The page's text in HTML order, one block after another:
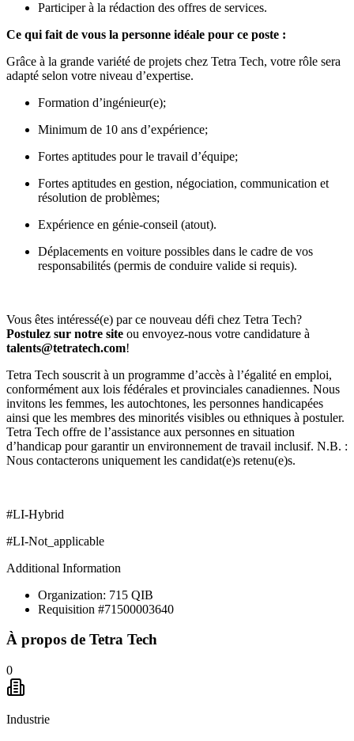
Participer à la rédaction des offres de services.
Ce qui fait de vous la personne idéale pour ce poste :
Grâce à la grande variété de projets chez Tetra Tech, votre rôle sera
adapté selon votre niveau d’expertise.
Formation d’ingénieur(e);
Minimum de 10 ans d’expérience;
Fortes aptitudes pour le travail d’équipe;
Fortes aptitudes en gestion, négociation, communication et
résolution de problèmes;
Expérience en génie-conseil (atout).
Déplacements en voiture possibles dans le cadre de vos
responsabilités (permis de conduire valide si requis).
Vous êtes intéressé(e) par ce nouveau défi chez Tetra Tech?
Postulez sur notre site ou envoyez-nous votre candidature à
talents@tetratech.com!
Tetra Tech souscrit à un programme d’accès à l’égalité en emploi,
conformément aux lois fédérales et provinciales canadiennes. Nous
invitons les femmes, les autochtones, les personnes handicapées
ainsi que les membres des minorités visibles ou ethniques à postuler.
Tetra Tech offre de l’assistance aux personnes en situation
d’handicap pour garantir un environnement de travail inclusif. N.B. :
Nous contacterons uniquement les candidat(e)s retenu(e)s.
#LI-Hybrid
#LI-Not_applicable
Additional Information
Organization: 715 QIB
Requisition #71500003640
À propos de Tetra Tech
0
Industrie